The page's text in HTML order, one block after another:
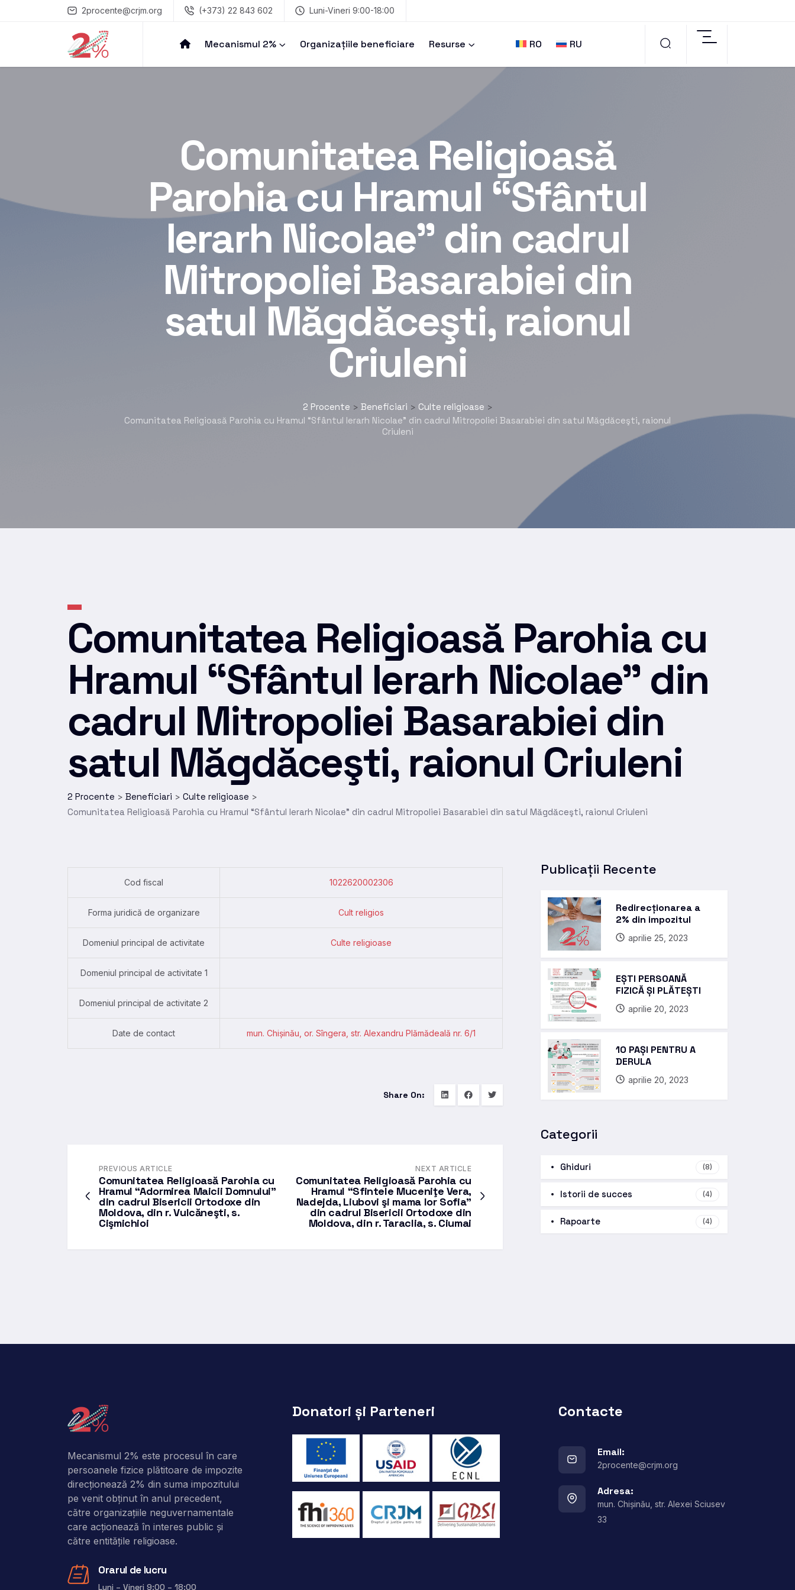
2procente@crjm.org (+373) 22 843 602 Luni-Vineri 9:00-18:00
Mecanismul 2% Organizațiile beneficiare Resurse RO RU
Comunitatea Religioasă
Parohia cu Hramul “Sfântul
Ierarh Nicolae” din cadrul
Mitropoliei Basarabiei din
satul Măgdăceşti, raionul
Criuleni
2 Procente > Beneficiari > Culte religioase >
Comunitatea Religioasă Parohia cu Hramul “Sfântul Ierarh Nicolae” din cadrul Mitropoliei Basarabiei din satul Măgdăceşti, raionul
Criuleni
Comunitatea Religioasă Parohia cu
Hramul “Sfântul Ierarh Nicolae” din
cadrul Mitropoliei Basarabiei din
satul Măgdăceşti, raionul Criuleni
2 Procente > Beneficiari > Culte religioase >
Comunitatea Religioasă Parohia cu Hramul “Sfântul Ierarh Nicolae” din cadrul Mitropoliei Basarabiei din satul Măgdăceşti, raionul Criuleni
Cod fiscal 1022620002306
Forma juridică de organizare Cult religios
Domeniul principal de activitate Culte religioase
Domeniul principal de activitate 1
Domeniul principal de activitate 2
Date de contact mun. Chişinău, or. Sîngera, str. Alexandru Plămădeală nr. 6/1
Share On:
PREVIOUS ARTICLE
Comunitatea Religioasă Parohia cu
Hramul “Adormirea Maicii Domnului”
din cadrul Bisericii Ortodoxe din
Moldova, din r. Vulcăneşti, s.
Cişmichioi
NEXT ARTICLE
Comunitatea Religioasă Parohia cu
Hramul “Sfintele Muceniţe Vera,
Nadejda, Liubovi şi mama lor Sofia”
din cadrul Bisericii Ortodoxe din
Moldova, din r. Taraclia, s. Ciumai
Publicații Recente
Redirecționarea a
2% din impozitul
aprilie 25, 2023
EȘTI PERSOANĂ
FIZICĂ ȘI PLĂTEȘTI
aprilie 20, 2023
10 PAȘI PENTRU A
DERULA
aprilie 20, 2023
Categorii
Ghiduri (8)
Istorii de succes (4)
Rapoarte (4)
Mecanismul 2% este procesul în care
persoanele fizice plătitoare de impozite
direcţionează 2% din suma impozitului
pe venit obţinut în anul precedent,
către organizaţiile neguvernamentale
care acţionează în interes public şi
către entitățile religioase.
Orarul de lucru
Luni – Vineri 9:00 – 18:00
Donatori și Parteneri Contacte
Email:
2procente@crjm.org
Adresa:
mun. Chișinău, str. Alexei Sciusev
33